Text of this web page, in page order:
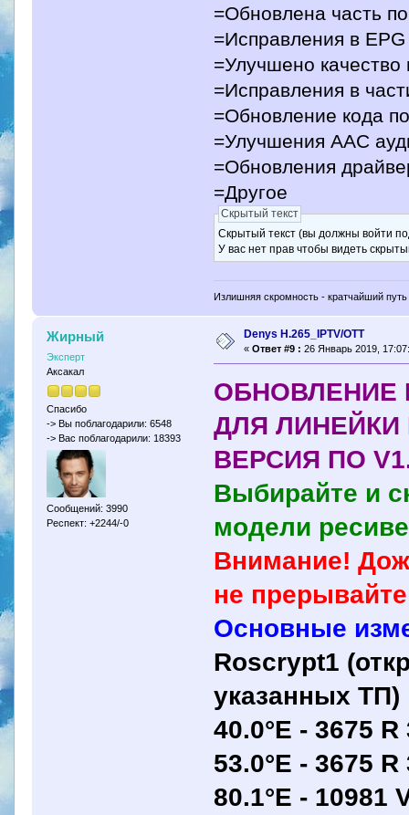
=Обновлена часть
=Исправления в EPG
=Улучшено
=Исправления в
=Обновление кода
=Улучшения AAC
=Обновления
=Другое
Скрытый текст
Скрытый текст (вы должны войти
У вас нет прав чтобы видеть
Излишняя скромность - кратчайший путь
Жирный
Эксперт
Аксакал
Спасибо
-> Вы поблагодарили: 6548
-> Вас поблагодарили: 18393
Сообщений: 3990
Респект: +2244/-0
Denys H.265_IPTV/OTT
« Ответ #9 : 26 Январь 2019,
ОБНОВЛЕНИЕ
ДЛЯ ЛИНЕЙКИ
ВЕРСИЯ ПО
Выбирайте и
модели
Внимание!
не
Основные
Roscrypt1
указанных ТП)
40.0°E - 3675 R
53.0°E - 3675
80.1°E - 10981